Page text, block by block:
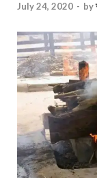
July 24, 2020 - by